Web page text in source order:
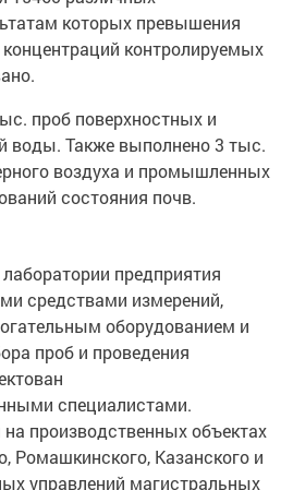
которых превышения
контролируемых
проб поверхностных и
воды. Также выполнено 3 тыс.
воздуха и промышленных
состояния почв.
предприятия
средствами измерений,
оборудованием и
проб и проведения
специалистами.
производственных объектах
Ромашкинского, Казанского и
управлений магистральных